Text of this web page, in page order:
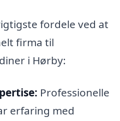
fordele ved at
firma til
i Hørby:
Professionelle
erfaring med